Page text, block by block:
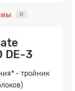
0
DE-3
- тройник